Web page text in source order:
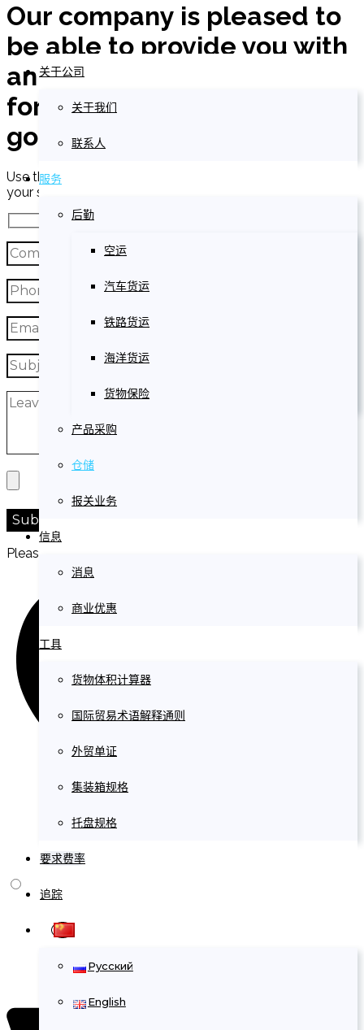
关于公司
关于我们
联系人
服务
后勤
空运
汽车货运
铁路货运
海洋货运
货物保险
产品采购
仓储
报关业务
信息
消息
商业优惠
工具
货物体积计算器
国际贸易术语解释通则
外贸单证
集装箱规格
托盘规格
要求费率
追踪
Русский
English
Our company is pleased to
be able to provide you with
an accurate and timely rate
for the shipping of your
goods.
Use the form below to send us all information pertinent to
your shipment.
Please prove you are human by selecting the